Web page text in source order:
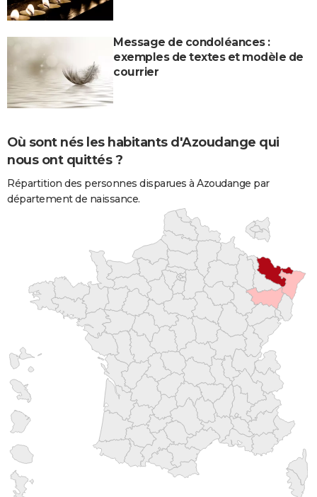
Message de condoléances :
exemples de textes et modèle de
courrier
Où sont nés les habitants d'Azoudange qui
nous ont quittés ?
Répartition des personnes disparues à Azoudange par
département de naissance.